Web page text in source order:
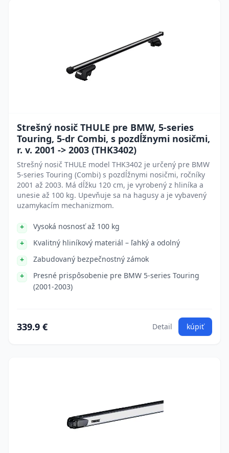
Strešný nosič THULE pre BMW, 5-series
Touring, 5-dr Combi, s pozdĺžnymi nosičmi,
r. v. 2001 -> 2003 (THK3402)
Strešný nosič THULE model THK3402 je určený pre BMW
5-series Touring (Combi) s pozdĺžnymi nosičmi, ročníky
2001 až 2003. Má dĺžku 120 cm, je vyrobený z hliníka a
unesie až 100 kg. Upevňuje sa na hagusy a je vybavený
uzamykacím mechanizmom.
Vysoká nosnosť až 100 kg
Kvalitný hliníkový materiál – ľahký a odolný
Zabudovaný bezpečnostný zámok
Presné prispôsobenie pre BMW 5-series Touring
(2001-2003)
339.9 € Detail kúpiť